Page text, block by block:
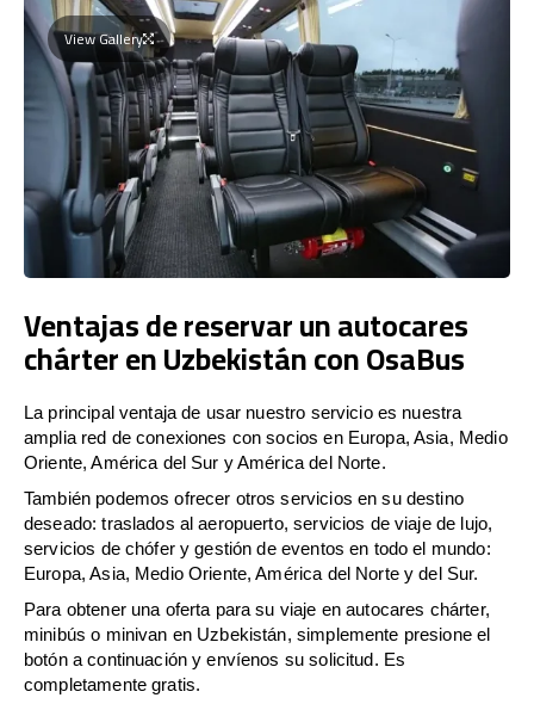
View Gallery
Ventajas de reservar un autocares
chárter en Uzbekistán con OsaBus
La principal ventaja de usar nuestro servicio es nuestra
amplia red de conexiones con socios en Europa, Asia, Medio
Oriente, América del Sur y América del Norte.
También podemos ofrecer otros servicios en su destino
deseado: traslados al aeropuerto, servicios de viaje de lujo,
servicios de chófer y gestión de eventos en todo el mundo:
Europa, Asia, Medio Oriente, América del Norte y del Sur.
Para obtener una oferta para su viaje en autocares chárter,
minibús o minivan en Uzbekistán, simplemente presione el
botón a continuación y envíenos su solicitud. Es
completamente gratis.